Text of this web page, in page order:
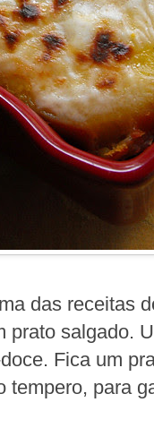
das receitas
prato salgado.
Fica um
tempero, para